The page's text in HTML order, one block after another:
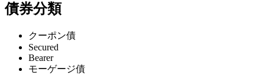
債券分類
クーポン債
Secured
Bearer
モーゲージ債